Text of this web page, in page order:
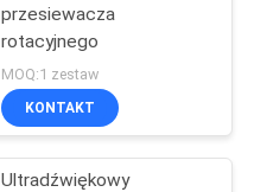
przesiewacza
rotacyjnego
MOQ:1 zestaw
KONTAKT
Ultradźwiękowy